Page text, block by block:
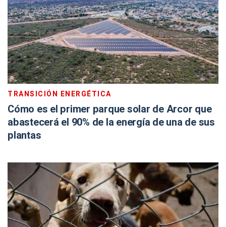
TRANSICIÓN ENERGÉTICA
Cómo es el primer parque solar de Arcor que
abastecerá el 90% de la energía de una de sus
plantas